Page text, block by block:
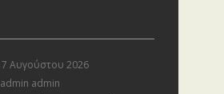
7 Αυγούστου 2026
admin admin